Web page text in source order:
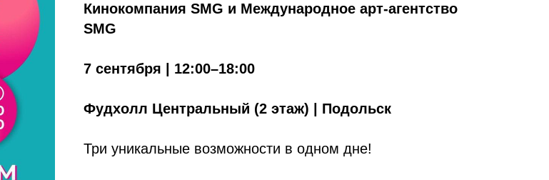
Кинокомпания SMG и Международное арт-агентство
SMG
7 сентября | 12:00–18:00
Фудхолл Центральный (2 этаж) | Подольск
Три уникальные возможности в одном дне!